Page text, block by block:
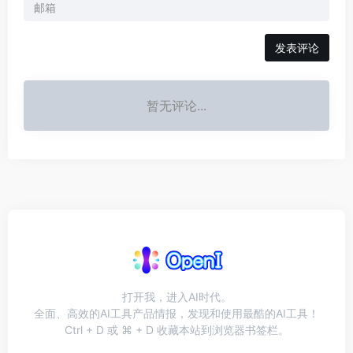
发表评论
暂无评论...
打开我，进入AI时代。
全面、高效的AI工具产品情报，发现和使用最酷的AI工具！
Ctrl + D 或 ⌘ + D 收藏本站到浏览器书签栏。